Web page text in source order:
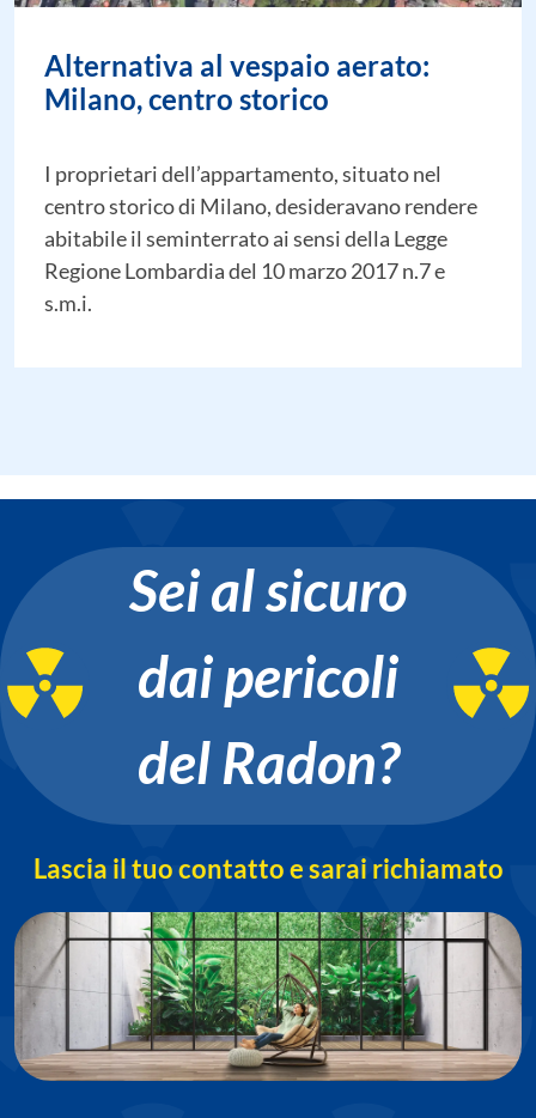
Alternativa al vespaio aerato:
Milano, centro storico
I proprietari dell’appartamento, situato nel
centro storico di Milano, desideravano rendere
abitabile il seminterrato ai sensi della Legge
Regione Lombardia del 10 marzo 2017 n.7 e
s.m.i.
Sei al sicuro
dai pericoli
del Radon?
Lascia il tuo contatto e sarai richiamato